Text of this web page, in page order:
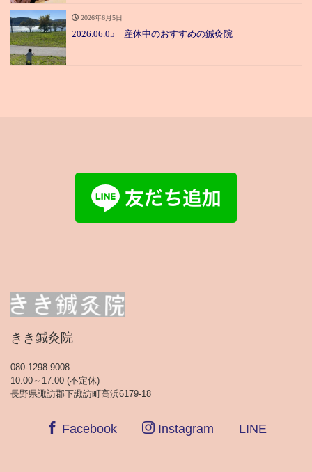
2026年6月5日
2026.06.05 産休中のおすすめの鍼灸院
きき鍼灸院
080-1298-9008
10:00～17:00 (不定休)
長野県諏訪郡下諏訪町高浜6179-18
Facebook Instagram LINE